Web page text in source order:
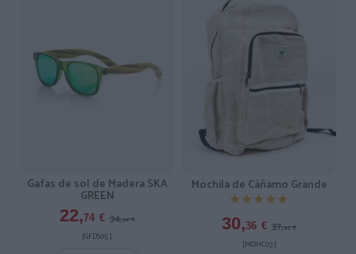
Gafas de sol de Madera SKA
GREEN
22,74 € 34,99 €
[GFDS05 ]
Mochila de Cáñamo Grande
★★★★★
★★★★★
30,36 € 37,95 €
[MOHC03 ]